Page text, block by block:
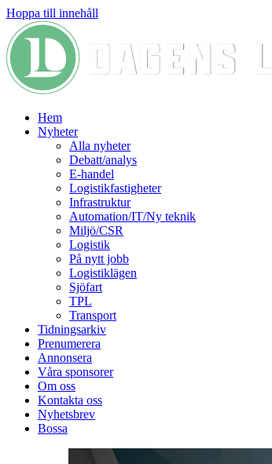
Hoppa till innehåll
Hem
Nyheter
Alla nyheter
Debatt/analys
E-handel
Logistikfastigheter
Infrastruktur
Automation/IT/Ny teknik
Miljö/CSR
Logistik
På nytt jobb
Logistiklägen
Sjöfart
TPL
Transport
Tidningsarkiv
Prenumerera
Annonsera
Våra sponsorer
Om oss
Kontakta oss
Nyhetsbrev
Bossa